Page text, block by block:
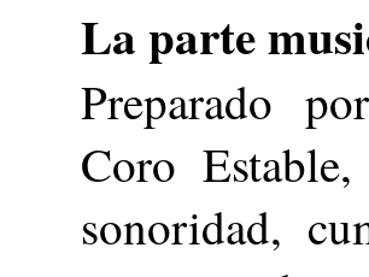
La parte
Preparado
Coro
sonoridad,